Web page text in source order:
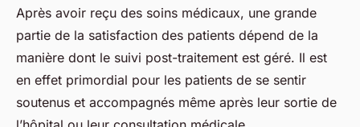
Après avoir reçu des soins médicaux, une grande
partie de la satisfaction des patients dépend de la
manière dont le suivi post-traitement est géré. Il est
en effet primordial pour les patients de se sentir
soutenus et accompagnés même après leur sortie de